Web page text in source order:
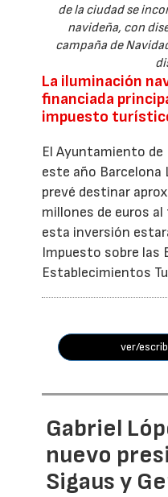
de la ciudad se
navideña, con
campaña de
La iluminación
financiada
impuesto
El Ayuntamiento
este año Barcelona
prevé destinar
millones de euros
esta inversión
Impuesto sobre las
Establecimientos
ver/
Gabriel
nuevo
Sigaus y